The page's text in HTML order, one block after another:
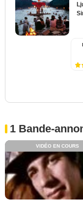
1 Bande-
VIDÉO EN COURS